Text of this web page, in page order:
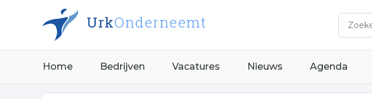
Home Bedrijven Vacatures Nieuws Agenda